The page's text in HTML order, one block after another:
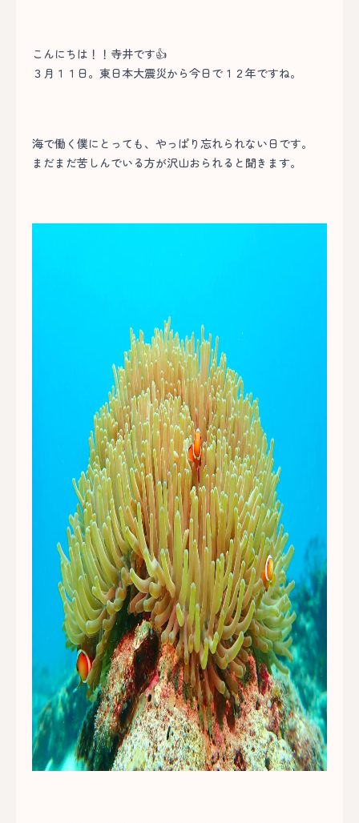
こんにちは！！寺井です👍
３月１１日。東日本大震災から今日で１２年ですね。
海で働く僕にとっても、やっぱり忘れられない日です。
まだまだ苦しんでいる方が沢山おられると聞きます。